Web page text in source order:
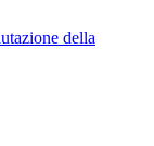
della